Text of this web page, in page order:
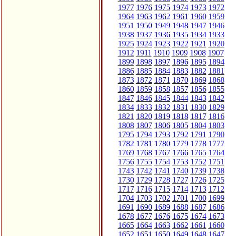
1977 1976 1975 1974 1973 1972
1964 1963 1962 1961 1960 1959
1951 1950 1949 1948 1947 1946
1938 1937 1936 1935 1934 1933
1925 1924 1923 1922 1921 1920
1912 1911 1910 1909 1908 1907
1899 1898 1897 1896 1895 1894
1886 1885 1884 1883 1882 1881
1873 1872 1871 1870 1869 1868
1860 1859 1858 1857 1856 1855
1847 1846 1845 1844 1843 1842
1834 1833 1832 1831 1830 1829
1821 1820 1819 1818 1817 1816
1808 1807 1806 1805 1804 1803
1795 1794 1793 1792 1791 1790
1782 1781 1780 1779 1778 1777
1769 1768 1767 1766 1765 1764
1756 1755 1754 1753 1752 1751
1743 1742 1741 1740 1739 1738
1730 1729 1728 1727 1726 1725
1717 1716 1715 1714 1713 1712
1704 1703 1702 1701 1700 1699
1691 1690 1689 1688 1687 1686
1678 1677 1676 1675 1674 1673
1665 1664 1663 1662 1661 1660
1652 1651 1650 1649 1648 1647